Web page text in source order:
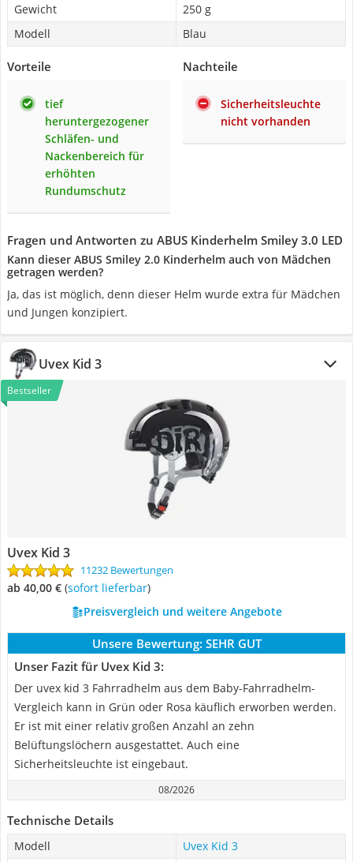
Gewicht
250 g
Modell
Blau
Vorteile
tief
heruntergezogener
Schläfen- und
Nackenbereich für
erhöhten
Rundumschutz
Nachteile
Sicherheitsleuchte
nicht vorhanden
Fragen und Antworten zu ABUS Kinderhelm Smiley 3.0 LED
Kann dieser ABUS Smiley 2.0 Kinderhelm auch von Mädchen
getragen werden?
Ja, das ist möglich, denn dieser Helm wurde extra für Mädchen
und Jungen konzipiert.
Uvex Kid 3
Bestseller
Uvex Kid 3
11232 Bewertungen
ab 40,00 € ( Sofort lieferbar)
Preisvergleich und weitere Angebote
Unsere Bewertung: SEHR GUT
Unser Fazit für Uvex Kid 3:
Der uvex kid 3 Fahrradhelm aus dem Baby-Fahrradhelm-
Vergleich kann in Grün oder Rosa käuflich erworben werden.
Er ist mit einer relativ großen Anzahl an zehn
Belüftungslöchern ausgestattet. Auch eine
Sicherheitsleuchte ist eingebaut.
08/2026
Technische Details
Modell
Uvex Kid 3